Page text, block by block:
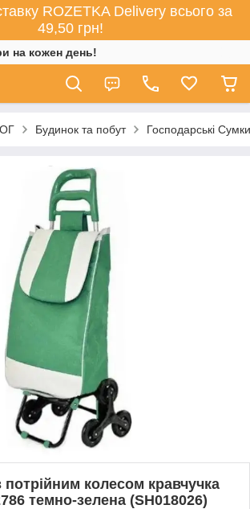
ROZETKA Delivery всього за
49,50 грн!
на кожен день!
Будинок та побут Господарські Сумки
потрійним колесом кравчучка
темно-зелена (SH018026)